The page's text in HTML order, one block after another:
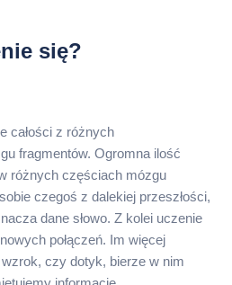
się?
całości z różnych
fragmentów. Ogromna ilość
różnych częściach mózgu
czegoś z dalekiej przeszłości,
dane słowo. Z kolei uczenie
połączeń. Im więcej
wzrok, czy dotyk, bierze w nim